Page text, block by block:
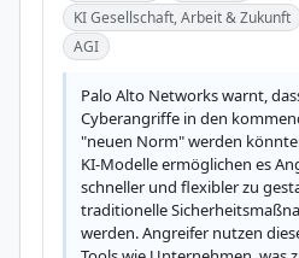
KI Gesellschaft, Arbeit & Zukunft
AGI
Palo Alto Networks warnt,
Cyberangriffe in den
"neuen Norm" werden
KI-Modelle ermöglichen es
schneller und flexibler zu
traditionelle
werden. Angreifer nutzen